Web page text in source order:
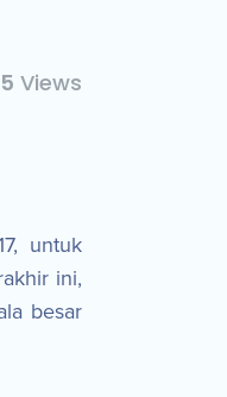
Views
untuk
ini,
besar